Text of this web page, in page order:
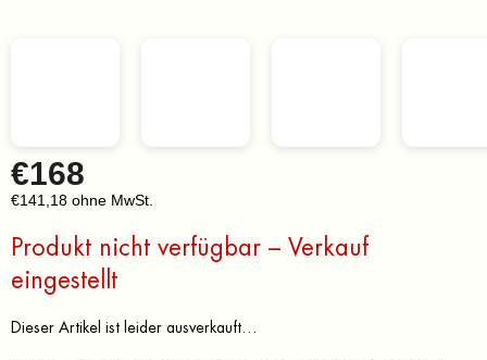
€168
€141,18 ohne MwSt.
Produkt nicht verfügbar – Verkauf
eingestellt
Dieser Artikel ist leider ausverkauft…